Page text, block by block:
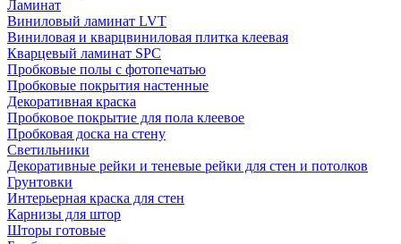
Ламинат
Виниловый ламинат LVT
Виниловая и кварцвиниловая плитка клеевая
Кварцевый ламинат SPC
Пробковые полы с фотопечатью
Пробковые покрытия настенные
Декоративная краска
Пробковое покрытие для пола клеевое
Пробковая доска на стену
Светильники
Декоративные рейки и теневые рейки для стен и потолков
Грунтовки
Интерьерная краска для стен
Карнизы для штор
Шторы готовые